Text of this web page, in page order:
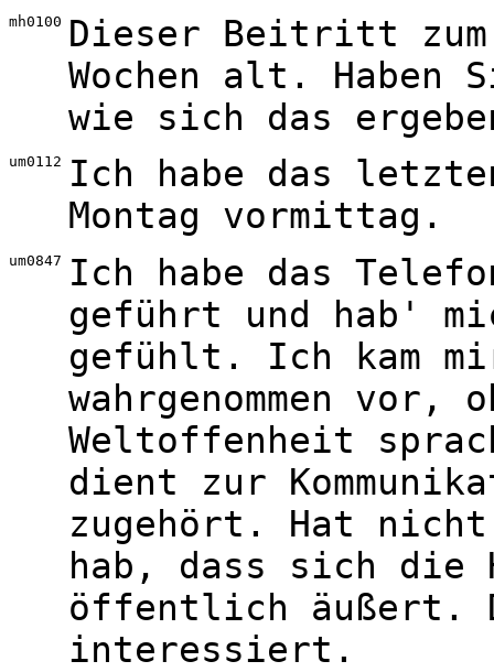
mh0100 Dieser Beitritt
Wochen alt. Haben
wie sich das
um0112
Ich habe das
Montag vormittag.
um0847
Ich habe das
geführt und hab'
gefühlt. Ich kam
wahrgenommen
Weltoffenheit
dient zur
zugehört. Hat
hab, dass sich die
öffentlich äußert.
interessiert.